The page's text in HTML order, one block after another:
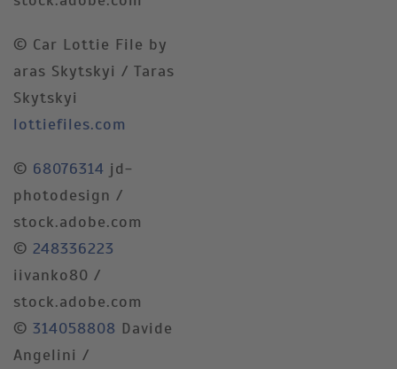
© Car Lottie File by
aras Skytskyi / Taras
Skytskyi
lottiefiles.com
© 68076314 jd-
photodesign /
stock.adobe.com
© 248336223
iivanko80 /
stock.adobe.com
© 314058808 Davide
Angelini /